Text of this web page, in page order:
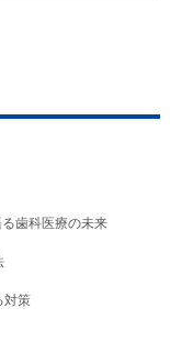
歯科医療の未来
対策